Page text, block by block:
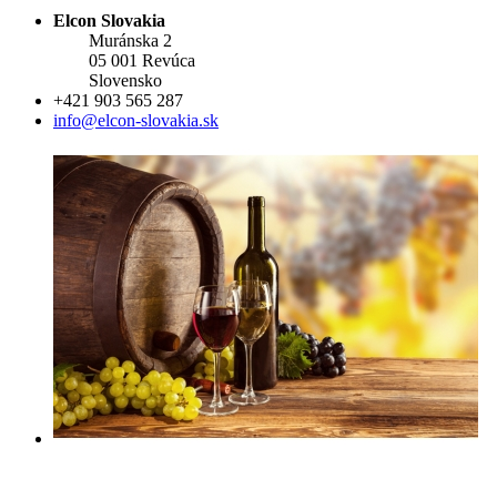
Elcon Slovakia
Muránska 2
05 001 Revúca
Slovensko
+421 903 565 287
info@elcon-slovakia.sk